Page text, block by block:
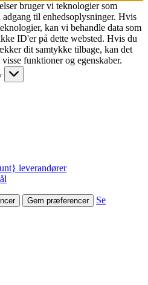
bruger vi teknologier som
til enhedsoplysninger. Hvis
kan vi behandle data som
ID'er på dette websted. Hvis du
dit samtykke tilbage, kan det
funktioner og egenskaber.
leverandører
Gem præferencer
Se